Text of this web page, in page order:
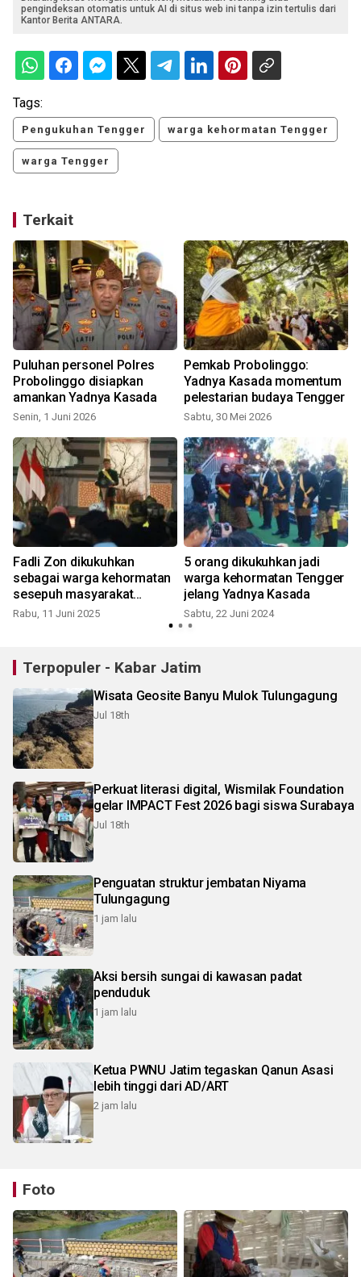
pengindeksan otomatis untuk AI di situs web ini tanpa izin tertulis dari
Kantor Berita ANTARA.
Tags:
Pengukuhan Tengger warga kehormatan Tengger
warga Tengger
Terkait
Puluhan personel Polres
Probolinggo disiapkan
amankan Yadnya Kasada
Senin, 1 Juni 2026
Pemkab Probolinggo:
Yadnya Kasada momentum
pelestarian budaya Tengger
Sabtu, 30 Mei 2026
Fadli Zon dikukuhkan
sebagai warga kehormatan
sesepuh masyarakat
Tengger
Rabu, 11 Juni 2025
5 orang dikukuhkan jadi
warga kehormatan Tengger
jelang Yadnya Kasada
Sabtu, 22 Juni 2024
Terpopuler - Kabar Jatim
Wisata Geosite Banyu Mulok Tulungagung
Jul 18th
Perkuat literasi digital, Wismilak Foundation
gelar IMPACT Fest 2026 bagi siswa Surabaya
Jul 18th
Penguatan struktur jembatan Niyama
Tulungagung
1 jam lalu
Aksi bersih sungai di kawasan padat
penduduk
1 jam lalu
Ketua PWNU Jatim tegaskan Qanun Asasi
lebih tinggi dari AD/ART
2 jam lalu
Foto